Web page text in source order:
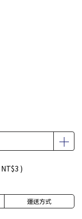
NT$3 )
運送方式